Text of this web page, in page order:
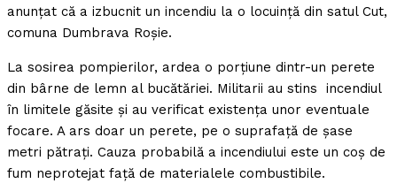
anunţat că a izbucnit un incendiu la o locuinţă din satul Cut,
comuna Dumbrava Roşie.
La sosirea pompierilor, ardea o porţiune dintr-un perete
din bârne de lemn al bucătăriei. Militarii au stins incendiul
în limitele găsite şi au verificat existenţa unor eventuale
focare. A ars doar un perete, pe o suprafaţă de şase
metri pătraţi. Cauza probabilă a incendiului este un coş de
fum neprotejat faţă de materialele combustibile.